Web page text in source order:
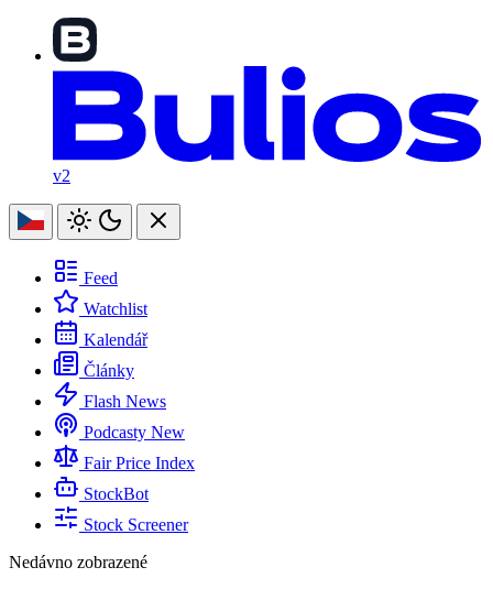
v2
Feed
Watchlist
Kalendář
Články
Flash News
Podcasty New
Fair Price Index
StockBot
Stock Screener
Nedávno zobrazené